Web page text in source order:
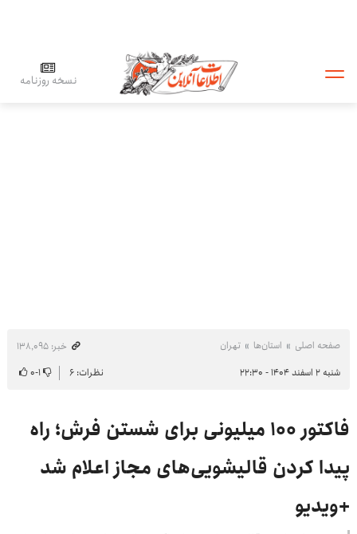
نسخه روزنامه
صفحه اصلی استان‌ها تهران
خبر: ۱۳۸٬۰۹۵
شنبه ۲ اسفند ۱۴۰۴ - ۲۲:۳۰
نظرات: ۶ ۱-۰
فاکتور ۱۰۰ میلیونی برای شستن فرش؛ راه
پیدا کردن قالیشویی‌های مجاز اعلام شد
+ویدیو